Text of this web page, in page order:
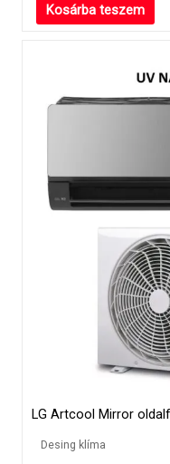
Kosárba teszem
LG Artcool Mirror
Desing klíma